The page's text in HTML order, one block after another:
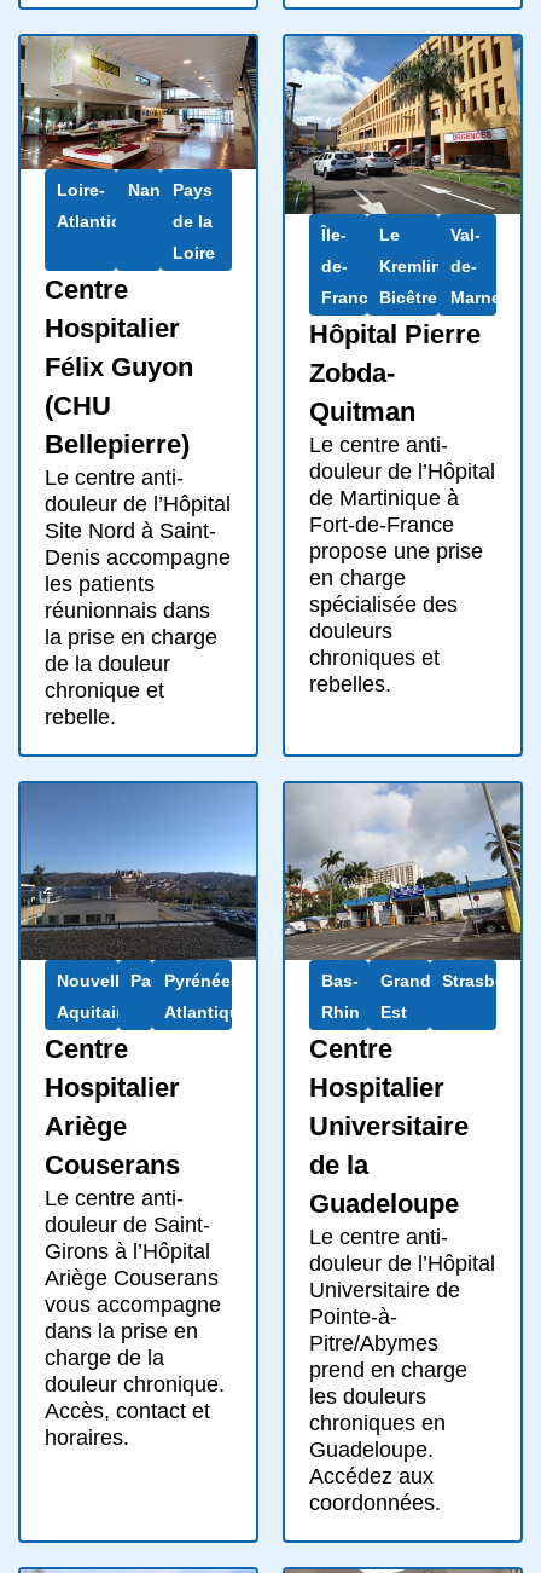
Loire-
Atlantique
NantesPays
de la
Loire
Centre
Hospitalier
Félix Guyon
(CHU
Bellepierre)
Le centre anti-
douleur de l’Hôpital
Site Nord à Saint-
Denis accompagne
les patients
réunionnais dans
la prise en charge
de la douleur
chronique et
rebelle.
Île-
de-
France
Le
Kremlin-
Bicêtre
Val-
de-
Marne
Hôpital Pierre
Zobda-
Quitman
Le centre anti-
douleur de l’Hôpital
de Martinique à
Fort-de-France
propose une prise
en charge
spécialisée des
douleurs
chroniques et
rebelles.
Nouvelle-
Aquitaine
Pau
Pyrénées-
Atlantiques
Centre
Hospitalier
Ariège
Couserans
Le centre anti-
douleur de Saint-
Girons à l’Hôpital
Ariège Couserans
vous accompagne
dans la prise en
charge de la
douleur chronique.
Accès, contact et
horaires.
Bas-
Rhin
Grand
Est
Strasbourg
Centre
Hospitalier
Universitaire
de la
Guadeloupe
Le centre anti-
douleur de l’Hôpital
Universitaire de
Pointe-à-
Pitre/Abymes
prend en charge
les douleurs
chroniques en
Guadeloupe.
Accédez aux
coordonnées.